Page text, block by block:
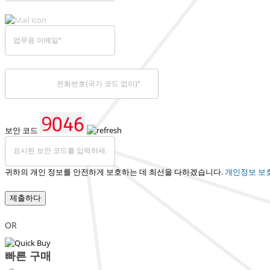
보안 코드
귀하의 개인 정보를 안전하게 보호하는 데 최선을 다하겠습니다. 개인정보 보
제출하다
OR
빠른 구매